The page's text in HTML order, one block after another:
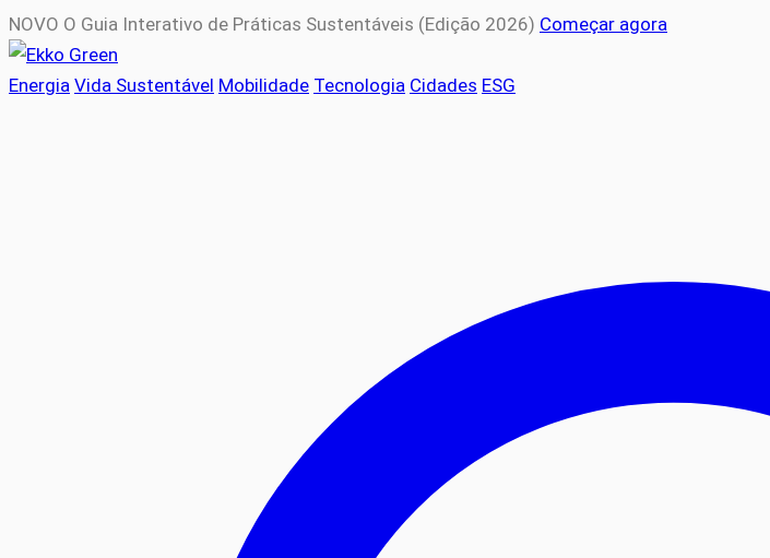
NOVO O Guia Interativo de Práticas Sustentáveis (Edição 2026) Começar agora
Energia Vida Sustentável Mobilidade Tecnologia Cidades ESG